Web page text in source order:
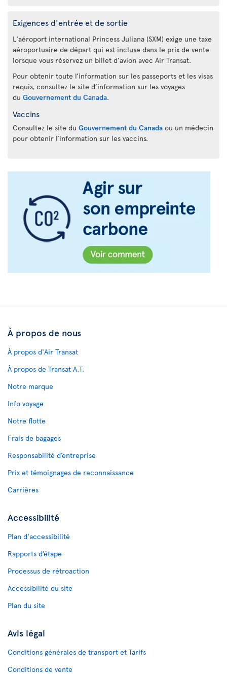
Exigences d'entrée et de sortie
L'aéroport international Princess Juliana (SXM) exige une taxe
aéroportuaire de départ qui est incluse dans le prix de vente
lorsque vous réservez un billet d’avion avec Air Transat.
Pour obtenir toute l’information sur les passeports et les visas
requis, consultez le site d’information sur les voyages
du Gouvernement du Canada.
Vaccins
Consultez le site du Gouvernement du Canada ou un médecin
pour obtenir l’information sur les vaccins.
À propos de nous
À propos d'Air Transat
À propos de Transat A.T.
Notre marque
Info voyage
Notre flotte
Frais de bagages
Responsabilité d’entreprise
Prix et témoignages de reconnaissance
Carrières
Accessibilité
Plan d'accessibilité
Rapports d’étape
Processus de rétroaction
Accessibilité du site
Plan du site
Avis légal
Conditions générales de transport et Tarifs
Conditions de vente